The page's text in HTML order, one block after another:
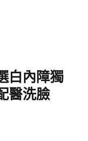
白內障獨
醫洗臉